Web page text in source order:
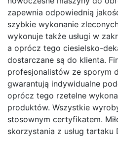
zapewnia odpowiednią
szybkie wykonanie
wykonuje także usługi w
a oprócz tego ciesielsko-
dostarczane są do klienta.
profesjonalistów ze sporym
gwarantują indywidualne
oprócz tego rzetelne
produktów. Wszystkie
stosownym certyfikatem.
skorzystania z usług tartaku